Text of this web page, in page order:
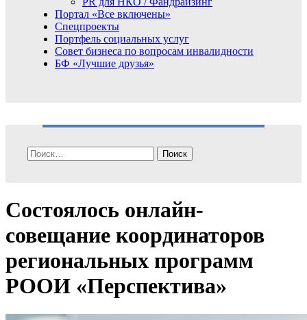
Портал «Все включены»
Спецпроекты
Портфель социальных услуг
Совет бизнеса по вопросам инвалидности
БФ «Лучшие друзья»
Найти:
Состоялось онлайн-
совещание координаторов
региональных программ
РООИ «Перспектива»